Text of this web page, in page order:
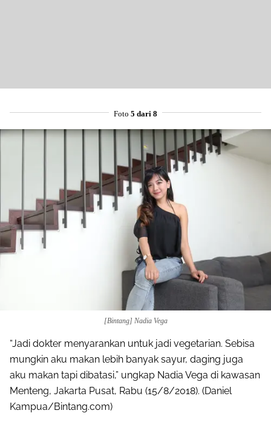
Foto 5 dari 8
[Bintang] Nadia Vega
“Jadi dokter menyarankan untuk jadi vegetarian. Sebisa
mungkin aku makan lebih banyak sayur, daging juga
aku makan tapi dibatasi,” ungkap Nadia Vega di kawasan
Menteng, Jakarta Pusat, Rabu (15/8/2018). (Daniel
Kampua/Bintang.com)